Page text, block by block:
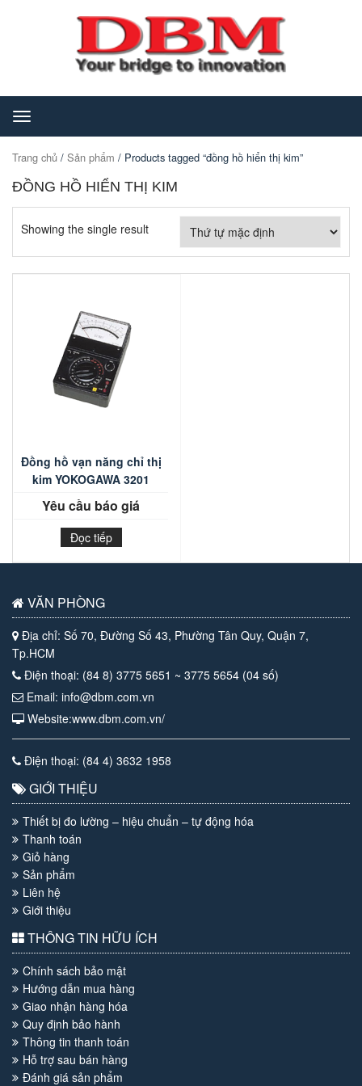
Toggle
navigation
Trang chủ / Sản phẩm / Products tagged “đồng hồ hiển thị kim”
ĐỒNG HỒ HIỂN THỊ KIM
Showing the single result
Đồng hồ vạn năng chỉ thị
kim YOKOGAWA 3201
Yêu cầu báo giá
Đọc tiếp
VĂN PHÒNG
Địa chỉ: Số 70, Đường Số 43, Phường Tân Quy, Quận 7,
Tp.HCM
Điện thoại: (84 8) 3775 5651 ~ 3775 5654 (04 số)
Email: info@dbm.com.vn
Website:www.dbm.com.vn/
Điện thoại: (84 4) 3632 1958
GIỚI THIỆU
Thiết bị đo lường – hiệu chuẩn – tự động hóa
Thanh toán
Giỏ hàng
Sản phẩm
Liên hệ
Giới thiệu
THÔNG TIN HỮU ÍCH
Chính sách bảo mật
Hướng dẫn mua hàng
Giao nhận hàng hóa
Quy định bảo hành
Thông tin thanh toán
Hỗ trợ sau bán hàng
Đánh giá sản phẩm